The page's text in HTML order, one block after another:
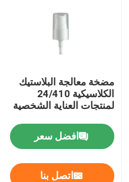
مضخة معالجة البلاستيك
الكلاسيكية 24/410
لمنتجات العناية الشخصية
افضل سعر
اتصل بنا